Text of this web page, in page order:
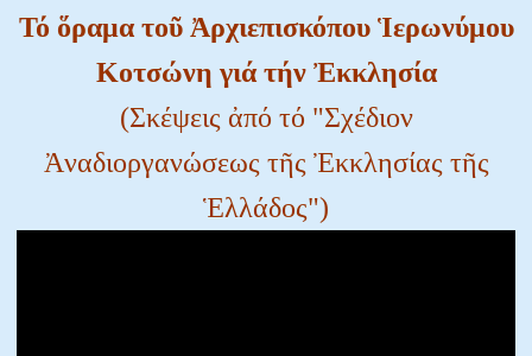
Τό ὅραμα τοῦ Ἀρχιεπισκόπου Ἱερωνύμου
Κοτσώνη γιά τήν Ἐκκλησία
(Σκέψεις ἀπό τό "Σχέδιον
Ἀναδιοργανώσεως τῆς Ἐκκλησίας τῆς
Ἑλλάδος")